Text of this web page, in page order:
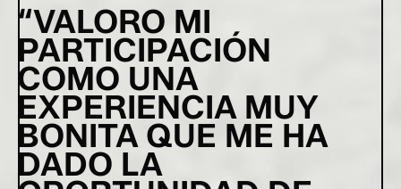
VALORO MI
PARTICIPACIÓN
COMO UNA
EXPERIENCIA MUY
BONITA QUE ME HA
DADO LA